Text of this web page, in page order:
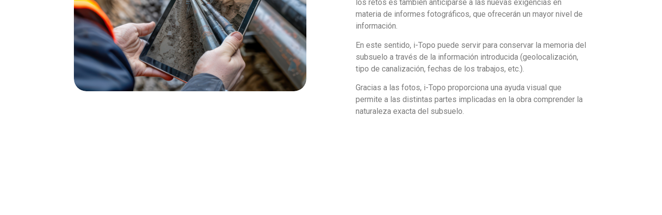
los retos es también anticiparse a las nuevas exigencias en
materia de informes fotográficos, que ofrecerán un mayor nivel de
información.
En este sentido, i-Topo puede servir para conservar la memoria del
subsuelo a través de la información introducida (geolocalización,
tipo de canalización, fechas de los trabajos, etc.).
Gracias a las fotos, i-Topo proporciona una ayuda visual que
permite a las distintas partes implicadas en la obra comprender la
naturaleza exacta del subsuelo.